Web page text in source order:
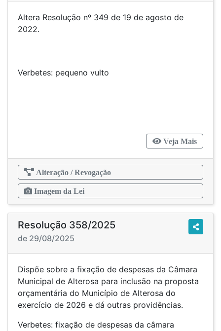
Altera Resolução nº 349 de 19 de agosto de
2022.
Verbetes: pequeno vulto
Veja Mais
Alteração / Revogação
Imagem da Lei
Resolução 358/2025
de 29/08/2025
Dispõe sobre a fixação de despesas da Câmara
Municipal de Alterosa para inclusão na proposta
orçamentária do Município de Alterosa do
exercício de 2026 e dá outras providências.
Verbetes: fixação de despesas da câmara